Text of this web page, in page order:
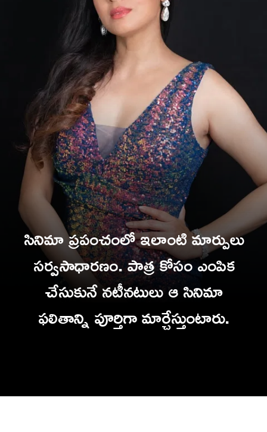
సినిమా ప్రపంచంలో ఇలాంటి మార్పులు
సర్వసాధారణం. పాత్ర కోసం ఎంపిక
చేసుకునే నటీనటులు ఆ సినిమా
ఫలితాన్ని పూర్తిగా మార్చేస్తుంటారు.